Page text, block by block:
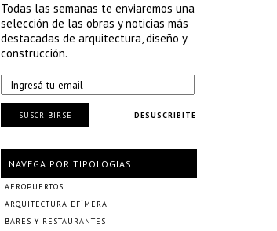
Todas las semanas te enviaremos una
selección de las obras y noticias más
destacadas de arquitectura, diseño y
construcción.
DESUSCRIBITE
SUSCRIBIRSE
NAVEGÁ POR TIPOLOGÍAS
AEROPUERTOS
ARQUITECTURA EFÍMERA
BARES Y RESTAURANTES